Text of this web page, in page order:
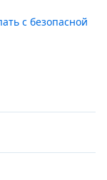
с безопасной